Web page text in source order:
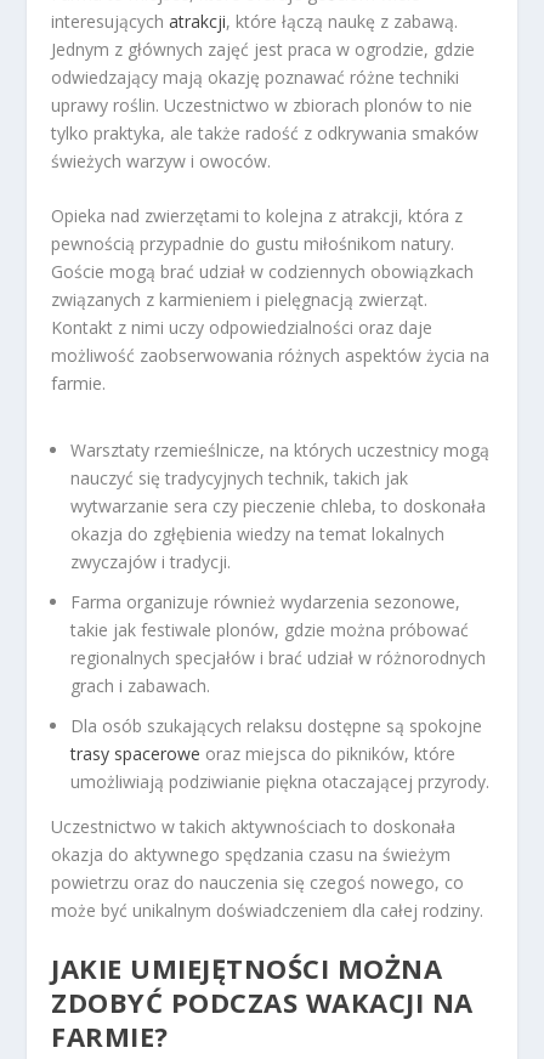
interesującychatrakcji, które łączą naukę z zabawą.
Jednym z głównych zajęć jest praca w ogrodzie, gdzie
odwiedzający mają okazję poznawać różne techniki
uprawy roślin. Uczestnictwo w zbiorach plonów to nie
tylko praktyka, ale także radość z odkrywania smaków
świeżych warzyw i owoców.
Opieka nad zwierzętami to kolejna z atrakcji, która z
pewnością przypadnie do gustu miłośnikom natury.
Goście mogą brać udział w codziennych obowiązkach
związanych z karmieniem i pielęgnacją zwierząt.
Kontakt z nimi uczy odpowiedzialności oraz daje
możliwość zaobserwowania różnych aspektów życia na
farmie.
Warsztaty rzemieślnicze, na których uczestnicy mogą
nauczyć się tradycyjnych technik, takich jak
wytwarzanie sera czy pieczenie chleba, to doskonała
okazja do zgłębienia wiedzy na temat lokalnych
zwyczajów i tradycji.
Farma organizuje również wydarzenia sezonowe,
takie jak festiwale plonów, gdzie można próbować
regionalnych specjałów i brać udział w różnorodnych
grach i zabawach.
Dla osób szukających relaksu dostępne są spokojne
trasy spacerowe oraz miejsca do pikników, które
umożliwiają podziwianie piękna otaczającej przyrody.
Uczestnictwo w takich aktywnościach to doskonała
okazja do aktywnego spędzania czasu na świeżym
powietrzu oraz do nauczenia się czegoś nowego, co
może być unikalnym doświadczeniem dla całej rodziny.
JAKIE UMIEJĘTNOŚCI MOŻNA
ZDOBYĆ PODCZAS WAKACJI NA
FARMIE?